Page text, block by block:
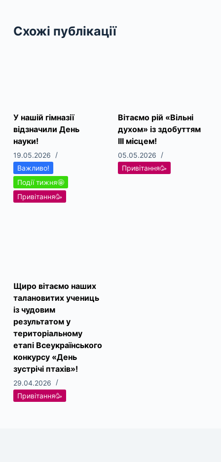
Схожі публікації
У нашій гімназії
відзначили День
науки!
19.05.2026
Важливо!
Події тижня🤩
Привітання🥳
Вітаємо рій «Вільні
духом» із здобуттям
ІІІ місцем!
05.05.2026
Привітання🥳
Щиро вітаємо наших
талановитих учениць
із чудовим
результатом у
територіальному
етапі Всеукраїнського
конкурсу «День
зустрічі птахів»!
29.04.2026
Привітання🥳